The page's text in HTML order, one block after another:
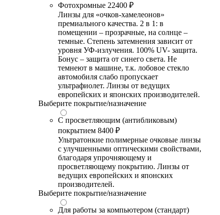
Фотохромные 22400 ₽
Линзы для «очков-хамелеонов»
премиального качества. 2 в 1: в
помещении – прозрачные, на солнце –
темные. Степень затемнения зависит от
уровня УФ-излучения. 100% UV- защита.
Бонус – защита от синего света. Не
темнеют в машине, т.к. лобовое стекло
автомобиля слабо пропускает
ультрафиолет. Линзы от ведущих
европейских и японских производителей.
Выберите покрытие/назначение
С просветляющим (антибликовым)
покрытием 8400 ₽
Ультратонкие полимерные очковые линзы
с улучшенными оптическими свойствами,
благодаря упрочняющему и
просветляющему покрытию. Линзы от
ведущих европейских и японских
производителей.
Выберите покрытие/назначение
Для работы за компьютером (стандарт)